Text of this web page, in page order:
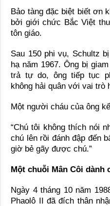
Bảo tàng đặc biệt biết ơn
bởi giới chức Bắc Việt
tôn giáo.
Sau 150 phi vụ, Schultz
hạ năm 1967. Ông bị
trả tự do, ông tiếp tục
không hải quân với vai trò
Một người cháu của ông
“Chú tôi không thích nói
chú lên rồi đánh đập đến
giờ bẻ gãy được chú.”
Một chuỗi Mân Côi dành
Ngày 4 tháng 10 năm
Phaolô II đã đích thân